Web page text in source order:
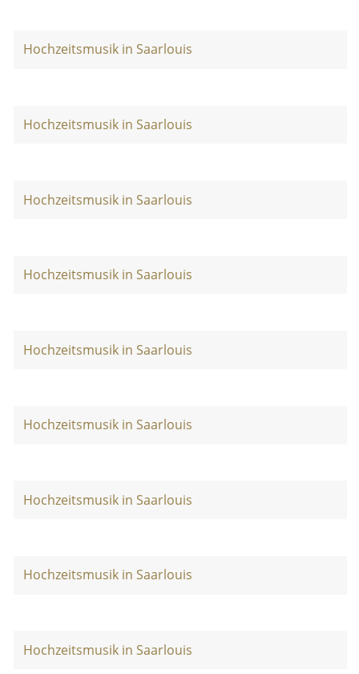
Hochzeitsmusik in Saarlouis
Hochzeitsmusik in Saarlouis
Hochzeitsmusik in Saarlouis
Hochzeitsmusik in Saarlouis
Hochzeitsmusik in Saarlouis
Hochzeitsmusik in Saarlouis
Hochzeitsmusik in Saarlouis
Hochzeitsmusik in Saarlouis
Hochzeitsmusik in Saarlouis